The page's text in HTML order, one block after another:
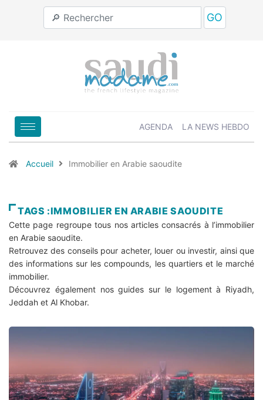
GO
AGENDA LA NEWS HEBDO
Accueil Immobilier en Arabie saoudite
TAGS :IMMOBILIER EN ARABIE SAOUDITE
Cette page regroupe tous nos articles consacrés à l’immobilier
en Arabie saoudite.
Retrouvez des conseils pour acheter, louer ou investir, ainsi que
des informations sur les compounds, les quartiers et le marché
immobilier.
Découvrez également nos guides sur le logement à Riyadh,
Jeddah et Al Khobar.